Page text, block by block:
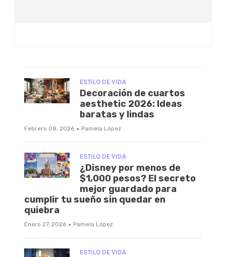
ESTILO DE VIDA
Decoración de cuartos
aesthetic 2026: Ideas
baratas y lindas
Febrero 08, 2026 · Pamela López
ESTILO DE VIDA
¿Disney por menos de
$1,000 pesos? El secreto
mejor guardado para
cumplir tu sueño sin quedar en
quiebra
Enero 27, 2026 · Pamela López
ESTILO DE VIDA